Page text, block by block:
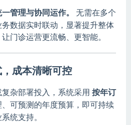
管理与协同运作。
无需在多个
数据实时联动，显著提升整体
门诊运营更流畅、更智能。
成本清晰可控
杂部署投入，系统采用 按年订
、可预测的年度预算，即可持续
统支持。